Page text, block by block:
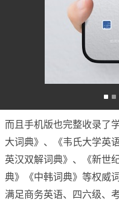
而且手机版也完整收录了
大词典》、《韦氏大学英
英汉双解词典》、《新世
典》《中韩词典》等权威
满足商务英语、四六级、